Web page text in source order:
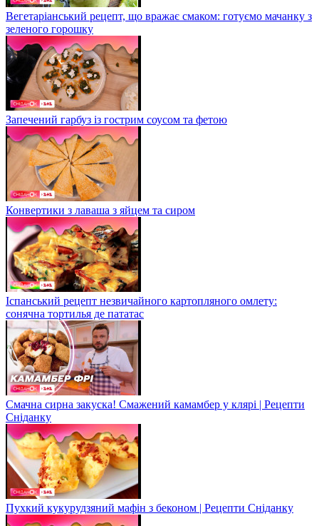
Вегетаріанський рецепт, що вражає смаком: готуємо мачанку з
зеленого горошку
Запечений гарбуз із гострим соусом та фетою
Конвертики з лаваша з яйцем та сиром
Іспанський рецепт незвичайного картопляного омлету:
сонячна тортилья де пататас
Смачна сирна закуска! Смажений камамбер у клярі | Рецепти
Сніданку
Пухкий кукурудзяний мафін з беконом | Рецепти Сніданку